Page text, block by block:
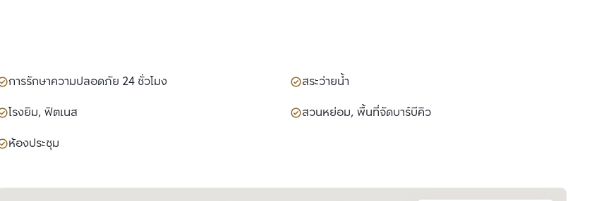
การรักษาความปลอดภัย 24 ชั่วโมง
สระว่ายน้ำ
โรงยิม, ฟิตเนส
สวนหย่อม, พื้นที่จัดบาร์บีคิว
ห้องประชุม